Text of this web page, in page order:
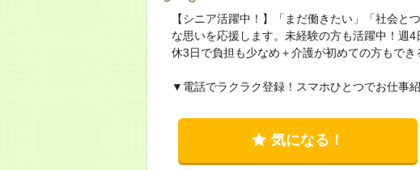
【シニア活躍中！】「まだ働きたい」「社会と
な思いを応援します。未経験の方も活躍中！週
休3日で負担も少なめ＋介護が初めての方もでき
▼電話でラクラク登録！スマホひとつでお仕事
気になる！